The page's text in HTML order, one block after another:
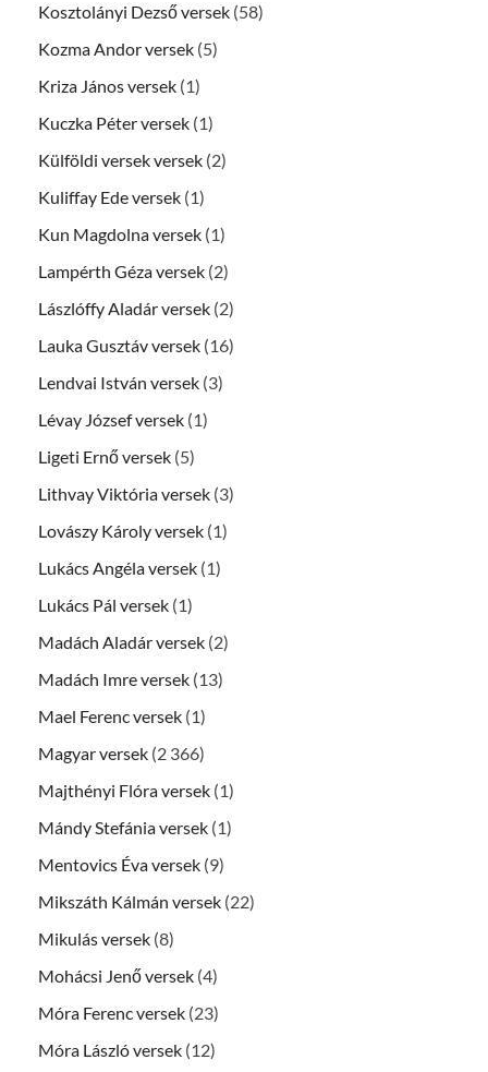
Kosztolányi Dezső versek (58)
Kozma Andor versek (5)
Kriza János versek (1)
Kuczka Péter versek (1)
Külföldi versek versek (2)
Kuliffay Ede versek (1)
Kun Magdolna versek (1)
Lampérth Géza versek (2)
Lászlóffy Aladár versek (2)
Lauka Gusztáv versek (16)
Lendvai István versek (3)
Lévay József versek (1)
Ligeti Ernő versek (5)
Lithvay Viktória versek (3)
Lovászy Károly versek (1)
Lukács Angéla versek (1)
Lukács Pál versek (1)
Madách Aladár versek (2)
Madách Imre versek (13)
Mael Ferenc versek (1)
Magyar versek (2 366)
Majthényi Flóra versek (1)
Mándy Stefánia versek (1)
Mentovics Éva versek (9)
Mikszáth Kálmán versek (22)
Mikulás versek (8)
Mohácsi Jenő versek (4)
Móra Ferenc versek (23)
Móra László versek (12)